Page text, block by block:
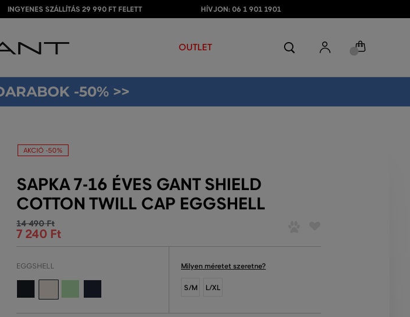
INGYENES SZÁLLÍTÁS 29 990 FT FELETT HÍVJON: 06 1 901 1901
OUTLET
-50% >>
AKCIÓ -50%
SAPKA 7-16 ÉVES GANT SHIELD
COTTON TWILL CAP EGGSHELL
14 490 Ft
7 240 Ft
EGGSHELL Milyen méretet szeretne?
S/M L/XL